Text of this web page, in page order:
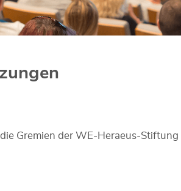
Gremien der WE-Heraeus-Stiftung